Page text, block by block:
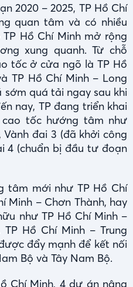
2020 – 2025, TP Hồ Chí
quan tâm và có nhiều
Hồ Chí Minh mở rộng
xung quanh. Từ chỗ
tốc ở cửa ngõ là TP Hồ
TP Hồ Chí Minh – Long
sớm quá tải ngay sau khi
nay, TP đang triển khai
tốc hướng tâm như
Vành đai 3 (đã khởi công
4 (chuẩn bị đầu tư đoạn
tâm mới như TP Hồ Chí
Minh – Chơn Thành, hay
như TP Hồ Chí Minh –
Hồ Chí Minh – Trung
đẩy mạnh để kết nối
Bộ và Tây Nam Bộ.
Chí Minh, 4 dự án nâng